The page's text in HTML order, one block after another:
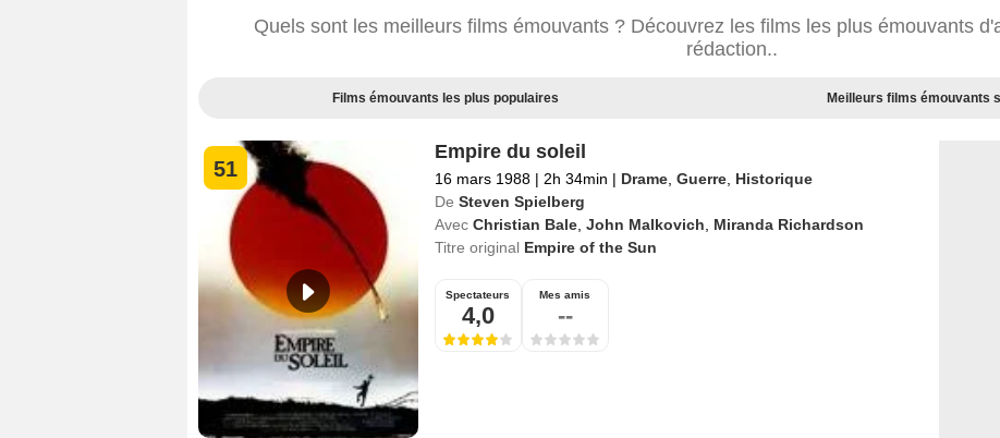
Quels sont les meilleurs films émouvants ? Découvrez les films les plus émouvants
rédaction..
Films émouvants les plus populaires Meilleurs films émouvants
51
Empire du soleil
16 mars 1988 | 2h 34min | Drame, Guerre, Historique
De Steven Spielberg
Avec Christian Bale, John Malkovich
Miranda Richardson
Titre original Empire of the Sun
Spectateurs
4,0
Mes amis
--